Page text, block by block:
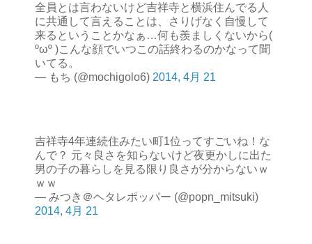
全員とは言わないけど吉祥寺と横浜住んでる人
に共通して言えることは、さりげなく自慢して
来るということかなぁ…何も羨ましくないから(
ºωº )こんな顔でいつこの話終わるのかなって聞
いてる。
— もち (@mochigolo6) 2014, 4月 21
吉祥寺4年連続住みたい町1位ってすごいね！な
んで？ 元々良さを知らないけど夜更かしに出た
男の子の暮らしを見る限り良さが分からないｗ
ｗｗ
— みつき＠ヘタレポッパー (@popn_mitsuki)
2014, 4月 21